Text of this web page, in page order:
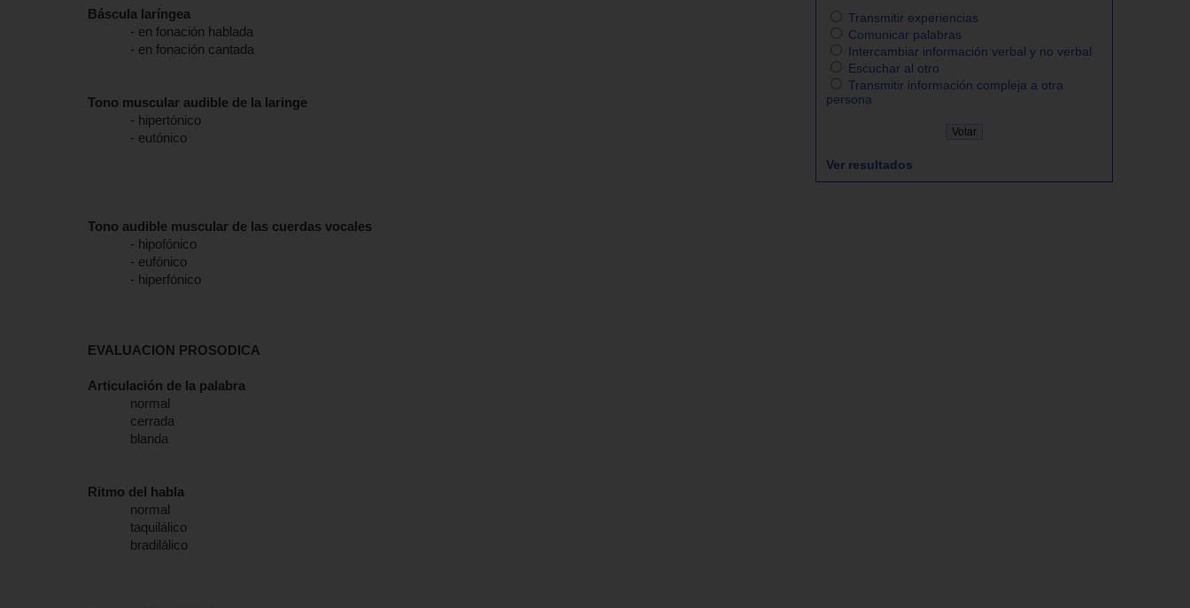
Báscula laríngea
- en fonación hablada
- en fonación cantada
Tono muscular audible de la laringe
- hipertónico
- eutónico
Tono audible muscular de las cuerdas vocales
- hipofónico
- eufónico
- hiperfónico
EVALUACION PROSODICA
Articulación de la palabra
normal
cerrada
blanda
Ritmo del habla
normal
taquilálico
bradilálico
Transmitir experiencias
Comunicar palabras
Intercambiar información verbal y no verbal
Escuchar al otro
Transmitir información compleja a otra
persona
Ver resultados